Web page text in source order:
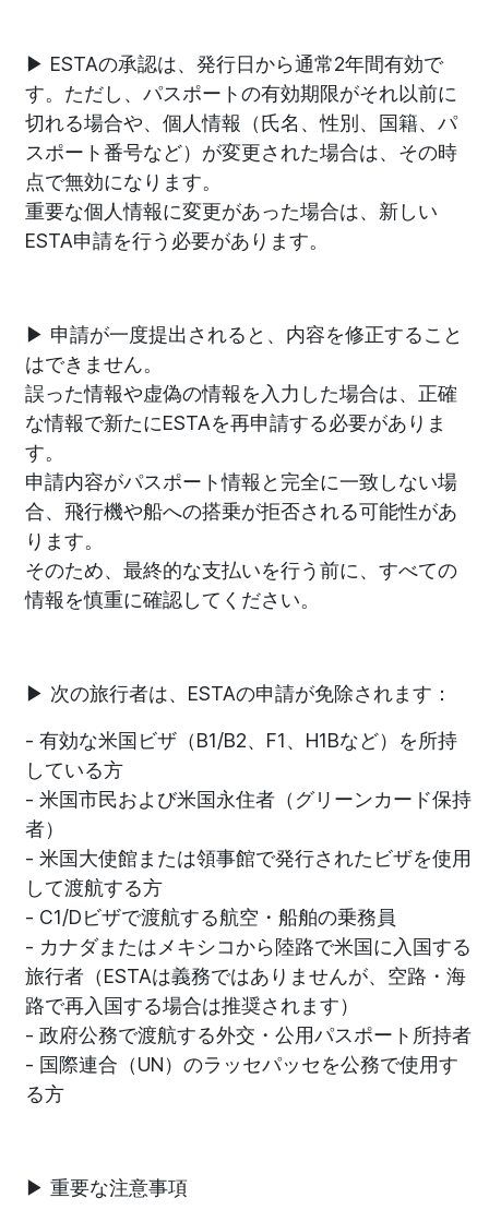
▶ ESTAの承認は、発行日から通常2年間有効で
す。ただし、パスポートの有効期限がそれ以前に
切れる場合や、個人情報（氏名、性別、国籍、パ
スポート番号など）が変更された場合は、その時
点で無効になります。
重要な個人情報に変更があった場合は、新しい
ESTA申請を行う必要があります。
▶ 申請が一度提出されると、内容を修正すること
はできません。
誤った情報や虚偽の情報を入力した場合は、正確
な情報で新たにESTAを再申請する必要がありま
す。
申請内容がパスポート情報と完全に一致しない場
合、飛行機や船への搭乗が拒否される可能性があ
ります。
そのため、最終的な支払いを行う前に、すべての
情報を慎重に確認してください。
▶ 次の旅行者は、ESTAの申請が免除されます：
- 有効な米国ビザ（B1/B2、F1、H1Bなど）を所持
している方
- 米国市民および米国永住者（グリーンカード保持
者）
- 米国大使館または領事館で発行されたビザを使用
して渡航する方
- C1/Dビザで渡航する航空・船舶の乗務員
- カナダまたはメキシコから陸路で米国に入国する
旅行者（ESTAは義務ではありませんが、空路・海
路で再入国する場合は推奨されます）
- 政府公務で渡航する外交・公用パスポート所持者
- 国際連合（UN）のラッセパッセを公務で使用す
る方
▶ 重要な注意事項